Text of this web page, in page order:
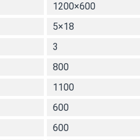
1200×600
5×18
3
800
1100
600
600